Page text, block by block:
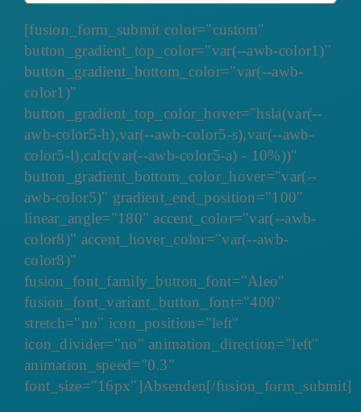
[fusion_form_submit color="custom"
button_gradient_top_color="var(--awb-color1)"
button_gradient_bottom_color="var(--awb-
color1)"
button_gradient_top_color_hover="hsla(var(--
awb-color5-h),var(--awb-color5-s),var(--awb-
color5-l),calc(var(--awb-color5-a) - 10%))"
button_gradient_bottom_color_hover="var(--
awb-color5)" gradient_end_position="100"
linear_angle="180" accent_color="var(--awb-
color8)" accent_hover_color="var(--awb-
color8)"
fusion_font_family_button_font="Aleo"
fusion_font_variant_button_font="400"
stretch="no" icon_position="left"
icon_divider="no" animation_direction="left"
animation_speed="0.3"
font_size="16px"]Absenden[/fusion_form_submit]